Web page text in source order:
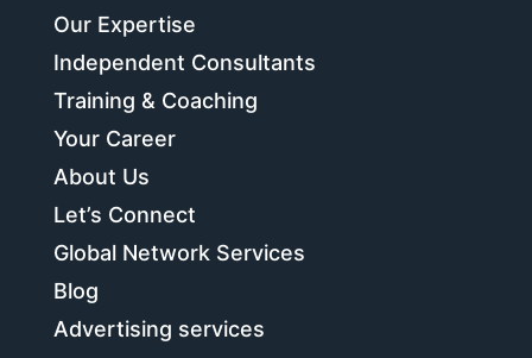
Our Expertise
Independent Consultants
Training & Coaching
Your Career
About Us
Let’s Connect
Global Network Services
Blog
Advertising services